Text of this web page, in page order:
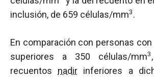
inclusión, de 659 células/mm3.
En comparación con personas
superiores a 350 células/mm3
recuentos nadir inferiores a